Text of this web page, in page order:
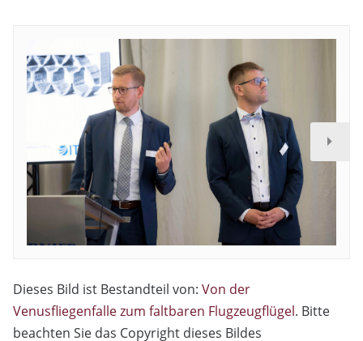
Dieses Bild ist Bestandteil von: Von der
Venusfliegenfalle zum faltbaren Flugzeugflügel. Bitte
beachten Sie das Copyright dieses Bildes